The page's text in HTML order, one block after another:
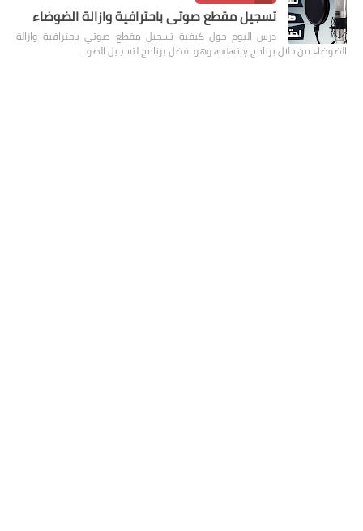
تسجيل مقطع صوتي باحترافية وازالة الضوضاء
درس اليوم حول كيفية تسجيل مقطع صوتي باحترافية وازالة
الضوضاء من خلال برنامج audacity وهو افضل برنامج لتسجيل الصو…